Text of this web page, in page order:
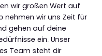
wir großen Wert auf
nehmen wir uns Zeit für
gehen auf deine
ein. Unser
Team steht dir